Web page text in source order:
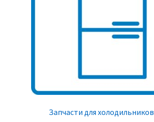
Запчасти для холодильников